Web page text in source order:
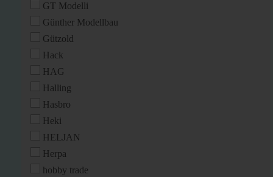
GT Modelli
Günther Modellbau
Gützold
Hack
HAG
Halling
Hasbro
Heki
HELJAN
Herpa
hobby trade